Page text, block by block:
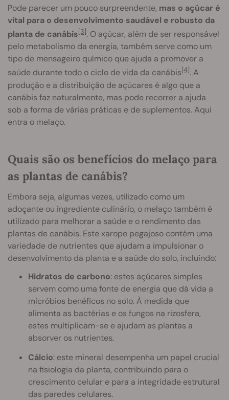
Pode parecer um pouco surpreendente, mas o açúcar é
vital para o desenvolvimento saudável e robusto da
planta de canábis[3]. O açúcar, além de ser responsável
pelo metabolismo da energia, também serve como um
tipo de mensageiro químico que ajuda a promover a
saúde durante todo o ciclo de vida da canábis[4]. A
produção e a distribuição de açúcares é algo que a
canábis faz naturalmente, mas pode recorrer a ajuda
sob a forma de várias práticas e de suplementos. Aqui
entra o melaço.
Quais são os benefícios do melaço para
as plantas de canábis?
Embora seja, algumas vezes, utilizado como um
adoçante ou ingrediente culinário, o melaço também é
utilizado para melhorar a saúde e o rendimento das
plantas de canábis. Este xarope pegajoso contém uma
variedade de nutrientes que ajudam a impulsionar o
desenvolvimento da planta e a saúde do solo, incluindo:
Hidratos de carbono: estes açúcares simples
servem como uma fonte de energia que dá vida a
micróbios benéficos no solo. À medida que
alimenta as bactérias e os fungos na rizosfera,
estes multiplicam-se e ajudam as plantas a
absorver os nutrientes.
Cálcio: este mineral desempenha um papel crucial
na fisiologia da planta, contribuindo para o
crescimento celular e para a integridade estrutural
das paredes celulares.